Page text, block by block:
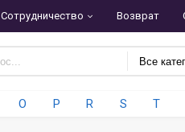
Сотрудничество Возврат
Все
O P R S T